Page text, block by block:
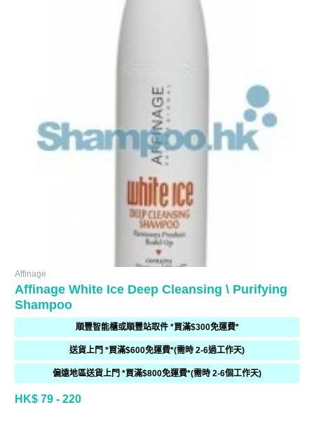
Affinage
Affinage White Ice Deep Cleansing \ Purifying
Shampoo
順豐智能櫃或順豐站取件 *買滿$300免運費*
送貨上門 *買滿$600免運費*(需時 2-6過工作天)
偏遠地區送貨上門 *買滿$800免運費*(需時 2-6個工作天)
HK$ 79 - 220